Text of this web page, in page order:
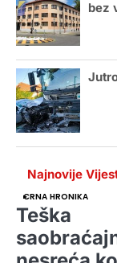
bez
Najnovije
CRNA HRONIKA
Teška